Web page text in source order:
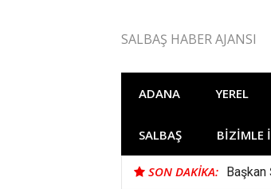
SALBAŞ HABER AJANSI
ADANA YEREL
SALBAŞ BIZIMLE
SON DAKIKA: Başkan